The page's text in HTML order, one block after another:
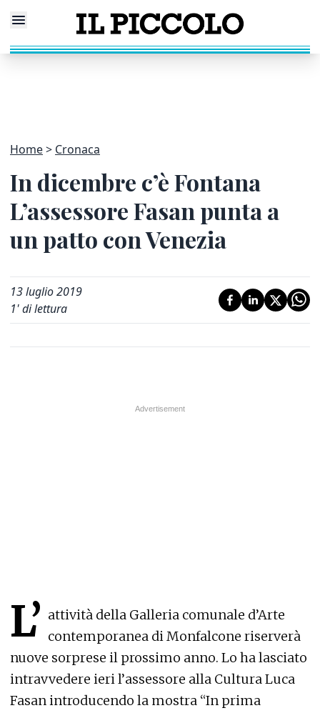
Home Cronaca
In dicembre c’è Fontana
L’assessore Fasan punta a
un patto con Venezia
13 luglio 2019
1' di lettura
L’ attività della Galleria comunale d’Arte
contemporanea di Monfalcone riserverà
nuove sorprese il prossimo anno. Lo ha lasciato
intravvedere ieri l’assessore alla Cultura Luca
Fasan introducendo la mostra “In prima